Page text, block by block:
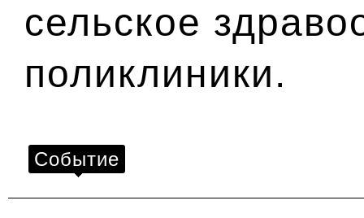
сельское
поликлиники.
Событие